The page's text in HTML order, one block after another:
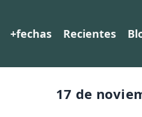
+fechas Recientes
17 de